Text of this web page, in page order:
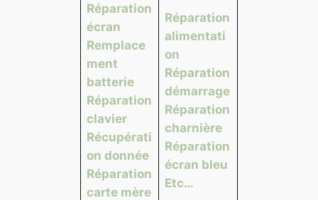
Réparation
écran
Remplace
ment
batterie
Réparation
clavier
Récupérati
on donnée
Réparation
carte mère
Réparation
alimentati
on
Réparation
démarrage
Réparation
charnière
Réparation
écran bleu
Etc…